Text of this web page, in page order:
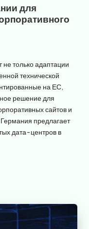
для
только адаптации
технической
на ЕС,
решение для
сайтов и
предлагает
дата-центров в